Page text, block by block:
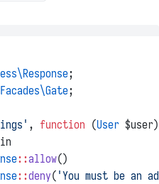
;
;
, function (User
::allow()
::deny( 'You must be an